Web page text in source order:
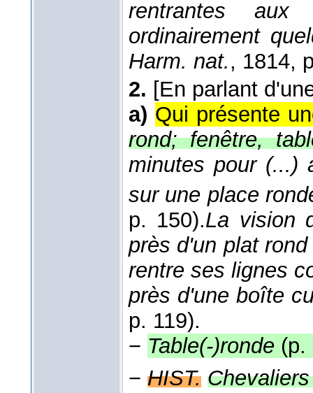
rentrantes
ordinairement
Harm. nat., 1814,
2. [En parlant
a) Qui présente
rond; fenêtre,
minutes pour (...)
sur une place
p. 150).La vision
près d'un plat
rentre ses lignes
près d'une boîte
p. 119).
− Table(-)ronde (p.
− HIST.